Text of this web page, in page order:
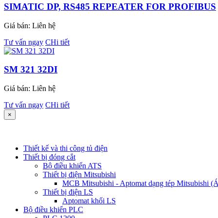
SIMATIC DP, RS485 REPEATER FOR PROFIBUS
Giá bán: Liên hệ
Tư vấn ngay CHi tiết
SM 321 32DI
Giá bán: Liên hệ
Tư vấn ngay CHi tiết
×
Thiết kế và thi công tủ điện
Thiết bị đóng cắt
Bộ điều khiển ATS
Thiết bị điện Mitsubishi
MCB Mitsubishi - Aptomat dạng tép Mitsubishi
Thiết bị điện LS
Aptomat khối LS
Bộ điều khiển PLC